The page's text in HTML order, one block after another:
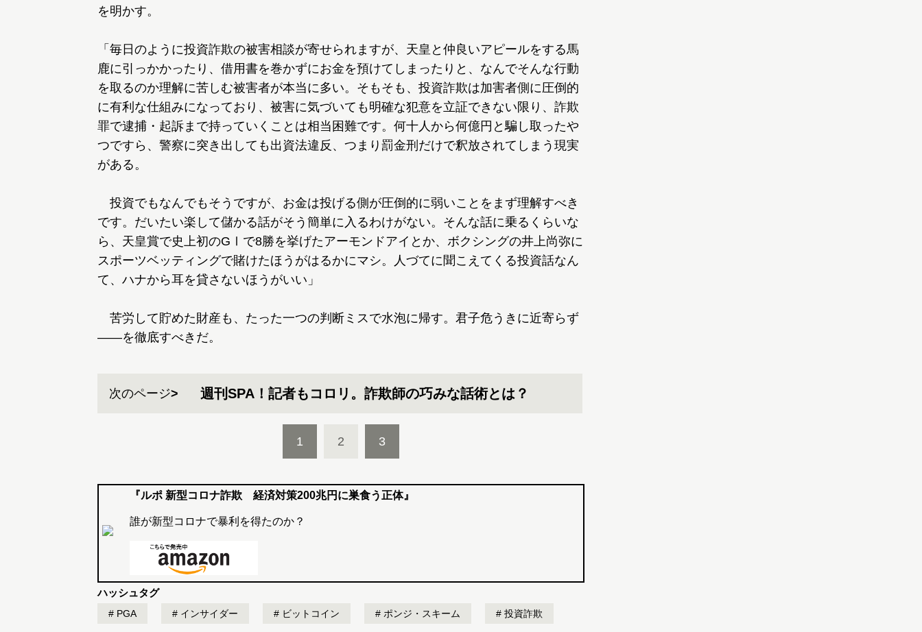
を明かす。
「毎日のように投資詐欺の被害相談が寄せられますが、天皇と仲良いアピールをする馬
鹿に引っかかったり、借用書を巻かずにお金を預けてしまったりと、なんでそんな行動
を取るのか理解に苦しむ被害者が本当に多い。そもそも、投資詐欺は加害者側に圧倒的
に有利な仕組みになっており、被害に気づいても明確な犯意を立証できない限り、詐欺
罪で逮捕・起訴まで持っていくことは相当困難です。何十人から何億円と騙し取ったや
つですら、警察に突き出しても出資法違反、つまり罰金刑だけで釈放されてしまう現実
がある。
投資でもなんでもそうですが、お金は投げる側が圧倒的に弱いことをまず理解すべき
です。だいたい楽して儲かる話がそう簡単に入るわけがない。そんな話に乗るくらいな
ら、天皇賞で史上初のGⅠで8勝を挙げたアーモンドアイとか、ボクシングの井上尚弥に
スポーツベッティングで賭けたほうがはるかにマシ。人づてに聞こえてくる投資話なん
て、ハナから耳を貸さないほうがいい」
苦労して貯めた財産も、たった一つの判断ミスで水泡に帰す。君子危うきに近寄らず
――を徹底すべきだ。
次のページ 週刊SPA！記者もコロリ。詐欺師の巧みな話術とは？
1 2 3
『ルポ 新型コロナ詐欺 経済対策200兆円に巣食う正体』
誰が新型コロナで暴利を得たのか？
ハッシュタグ
PGA インサイダー ビットコイン ポンジ・スキーム 投資詐欺